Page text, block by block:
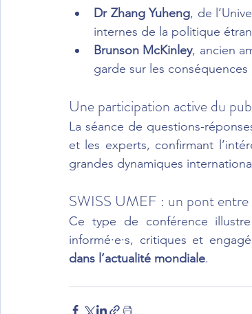
Dr Zhang Yuheng, de
internes de la politique
Brunson McKinley, ancien
garde sur les
Une participation active du
La séance de questions-
et les experts, confirmant
grandes dynamiques
SWISS UMEF : un pont entre
Ce type de conférence
informé·e·s, critiques et
dans l’actualité mondiale.